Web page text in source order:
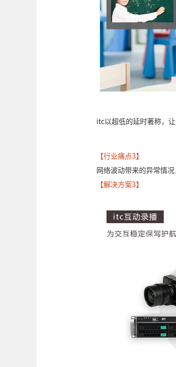
itc以超低的延时著称，
【行业痛点3】
网络波动带来的异常情
【解决方案3】